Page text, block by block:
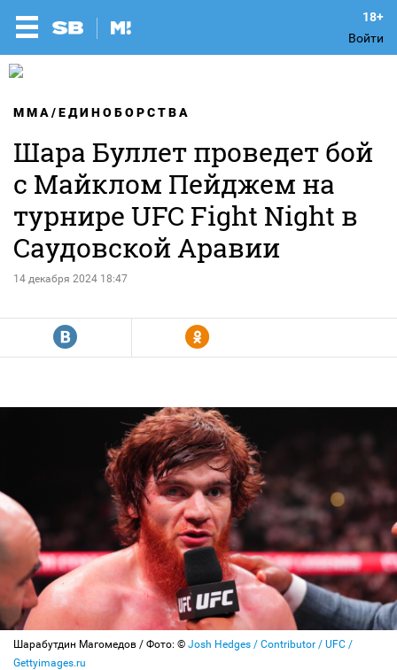
Войти
MMA/ЕДИНОБОРСТВА
Шара Буллет проведет бой
с Майклом Пейджем на
турнире UFC Fight Night в
Саудовской Аравии
14 декабря 2024 18:47
R Y
Шарабутдин Магомедов / Фото: © Josh Hedges / Contributor / UFC /
Gettyimages.ru